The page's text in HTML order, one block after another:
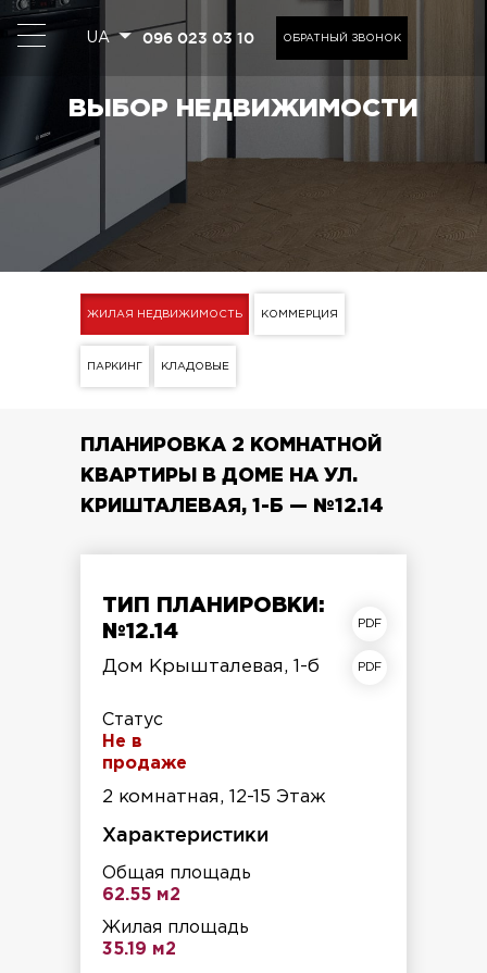
UA 096 023 03 10 ОБРАТНЫЙ ЗВОНОК
ВЫБОР НЕДВИЖИМОСТИ
ЖИЛАЯ НЕДВИЖИМОСТЬ КОММЕРЦИЯ
ПАРКИНГ КЛАДОВЫЕ
ПЛАНИРОВКА 2 КОМНАТНОЙ
КВАРТИРЫ В ДОМЕ НА УЛ.
КРИШТАЛЕВАЯ, 1-Б — №12.14
ТИП ПЛАНИРОВКИ:
№12.14
Дом Крышталевая, 1-б
Статус
Не в
продаже
2 комнатная, 12-15 Этаж
Характеристики
Общая площадь
62.55 м2
Жилая площадь
35.19 м2
план квартиры
план этажа